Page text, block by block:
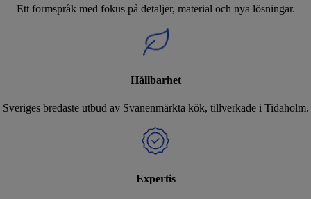
Ett formspråk med fokus på detaljer, material och nya lösningar.
Hållbarhet
Sveriges bredaste utbud av Svanenmärkta kök, tillverkade i Tidaholm.
Expertis